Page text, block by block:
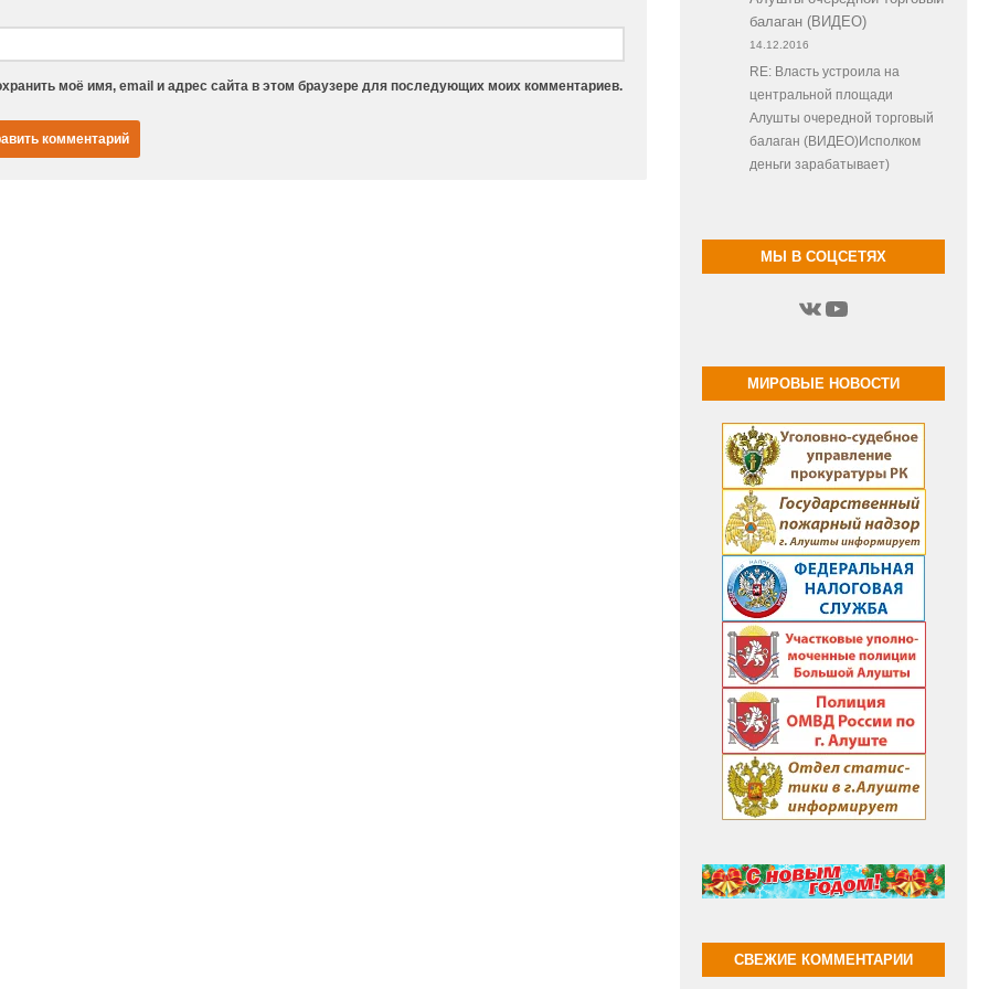
моё имя, email и адрес сайта в этом браузере для последующих моих комментариев.
балаган (ВИДЕО)
14.12.2016
RE: Власть устроила на
центральной площади
Алушты очередной торговый
балаган (ВИДЕО)Исполком
деньги зарабатывает)
МЫ В СОЦСЕТЯХ
ВКонтакте
YouTube
МИРОВЫЕ НОВОСТИ
СВЕЖИЕ КОММЕНТАРИИ